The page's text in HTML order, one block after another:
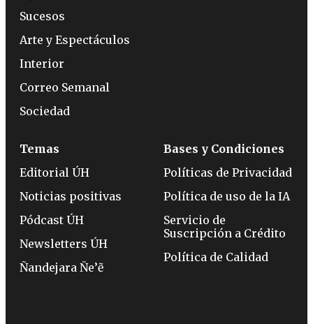
Sucesos
Arte y Espectáculos
Interior
Correo Semanal
Sociedad
Temas
Editorial ÚH
Noticias positivas
Pódcast ÚH
Newsletters ÚH
Ñandejara Ñe’ẽ
Bases y Condiciones
Políticas de Privacidad
Política de uso de la IA
Servicio de
Suscripción a Crédito
Política de Calidad